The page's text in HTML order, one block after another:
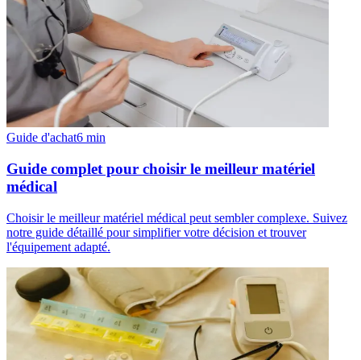
Guide d'achat6 min
Guide complet pour choisir le meilleur matériel
médical
Choisir le meilleur matériel médical peut sembler complexe. Suivez
notre guide détaillé pour simplifier votre décision et trouver
l'équipement adapté.